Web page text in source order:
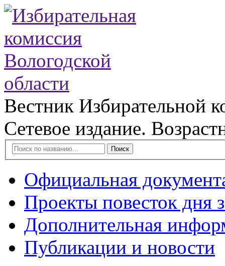
Вестник Избирательной
Сетевое издание.
Поиск
Официальная
Проекты повесток дня
Дополнительная
Публикации и новости